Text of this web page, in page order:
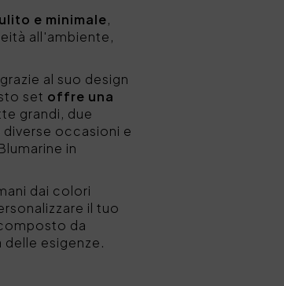
e minimale,
all'ambiente,
al suo design
set offre una
grandi, due
occasioni e
in
dai colori
il tuo
da
esigenze.